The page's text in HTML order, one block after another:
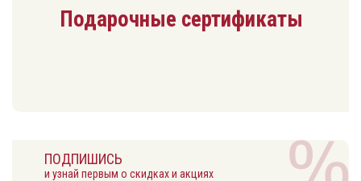
Подарочные сертификаты
ПОДПИШИСЬ
и узнай первым о скидках и акциях